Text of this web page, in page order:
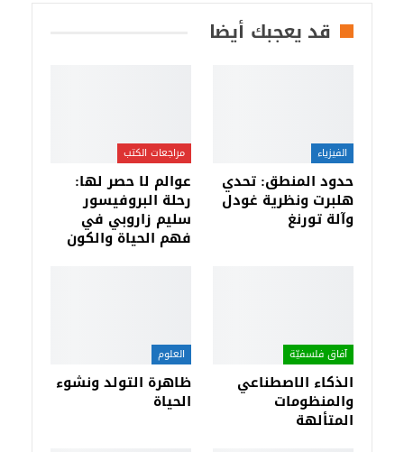
قد يعجبك أيضا
الفيزياء
حدود المنطق: تحدي
هلبرت ونظرية غودل
وآلة تورنغ
مراجعات الكتب
عوالم لا حصر لها:
رحلة البروفيسور
سليم زاروبي في
فهم الحياة والكون
آفاق فلسفيّة‎
الذكاء الاصطناعي
والمنظومات
المتألهة
العلوم
ظاهرة التولد ونشوء
الحياة